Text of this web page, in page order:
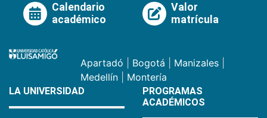
Calendario
académico
Valor
matrícula
Apartadó Bogotá Manizales
Medellín
Montería
LA UNIVERSIDAD
PROGRAMAS
ACADÉMICOS